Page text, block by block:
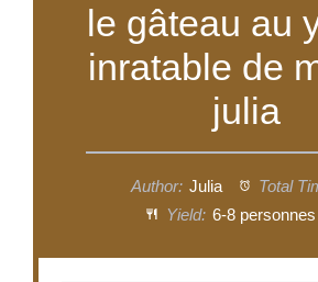
le gâteau au
inratable de
julia
Author: Julia Total
Yield: 6-8personnes